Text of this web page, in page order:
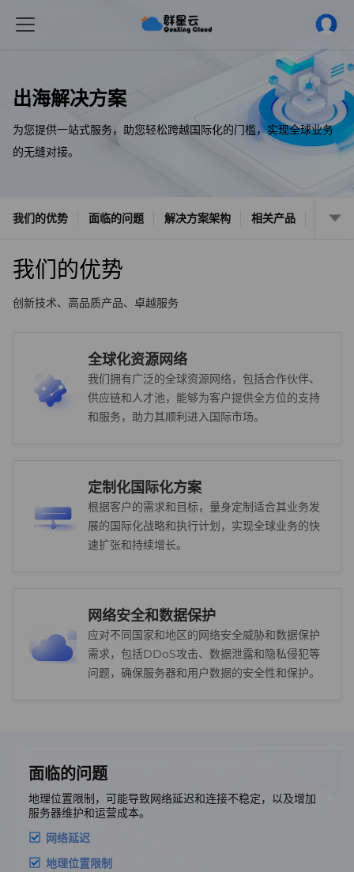
出海解决方案
为您提供一站式服务，助您轻松跨越国际化的门槛，实现全球业务
的无缝对接。
我们的优势 面临的问题 解决方案架构 相关产品
我们的优势
创新技术、高品质产品、卓越服务
全球化资源网络
我们拥有广泛的全球资源网络，包括合作伙伴、
供应链和人才池，能够为客户提供全方位的支持
和服务，助力其顺利进入国际市场。
定制化国际化方案
根据客户的需求和目标，量身定制适合其业务发
展的国际化战略和执行计划，实现全球业务的快
速扩张和持续增长。
网络安全和数据保护
应对不同国家和地区的网络安全威胁和数据保护
需求，包括DDoS攻击、数据泄露和隐私侵犯等
问题，确保服务器和用户数据的安全性和保护。
面临的问题
地理位置限制，可能导致网络延迟和连接不稳定，以及增加
服务器维护和运营成本。
网络延迟
地理位置限制